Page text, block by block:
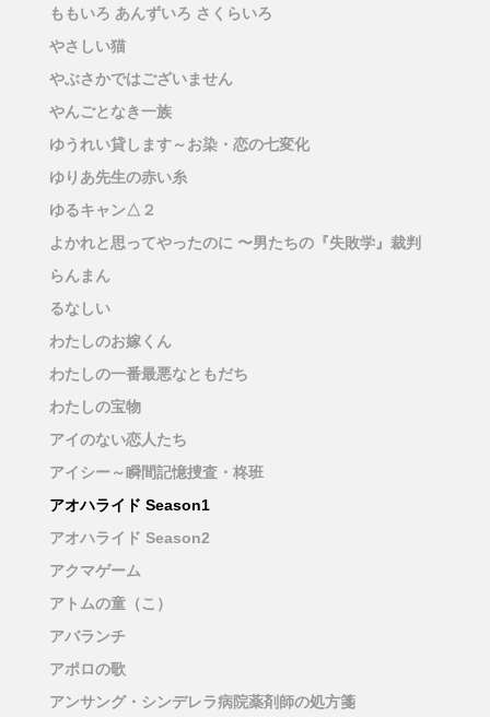
ももいろ あんずいろ さくらいろ
やさしい猫
やぶさかではございません
やんごとなき一族
ゆうれい貸します～お染・恋の七変化
ゆりあ先生の赤い糸
ゆるキャン△２
よかれと思ってやったのに 〜男たちの『失敗学』裁判
らんまん
るなしい
わたしのお嫁くん
わたしの一番最悪なともだち
わたしの宝物
アイのない恋人たち
アイシー～瞬間記憶捜査・柊班
アオハライド Season1
アオハライド Season2
アクマゲーム
アトムの童（こ）
アバランチ
アポロの歌
アンサング・シンデレラ病院薬剤師の処方箋